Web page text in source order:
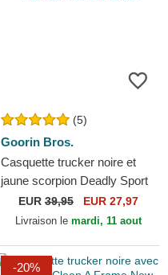
(5)
Goorin Bros.
Casquette trucker noire et
jaune scorpion Deadly Sport
The Farm Goorin Bros.
EUR 39,95 EUR 27,97
Livraison le mardi, 11 aout
-20%